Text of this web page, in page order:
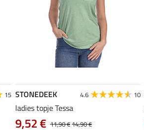
15 STONEDEEK 4.6 10
ladies topje Tessa
11,90 €14,90 €
9,52 €